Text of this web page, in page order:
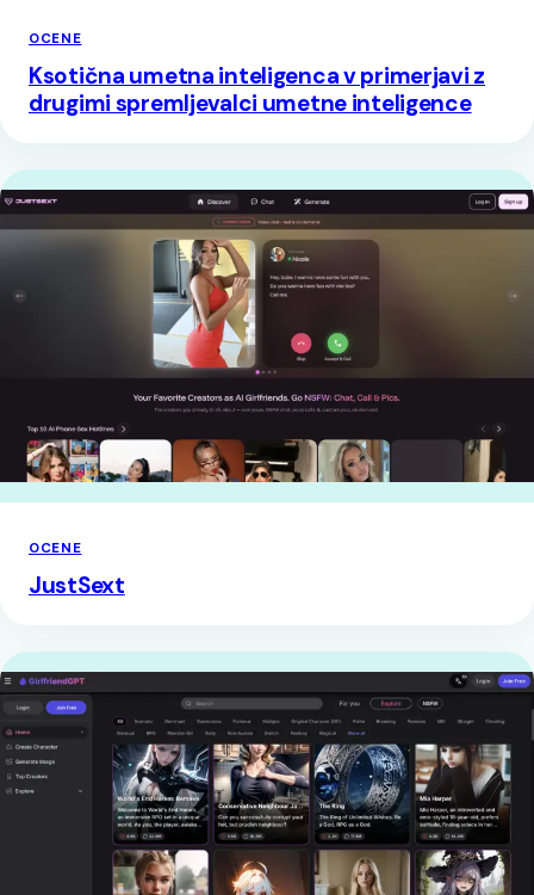
OCENE
Ksotična umetna inteligenca v primerjavi z
drugimi spremljevalci umetne inteligence
OCENE
JustSext